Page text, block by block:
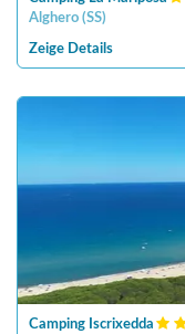
Alghero (SS)
Zeige Details
Camping Iscrixedda